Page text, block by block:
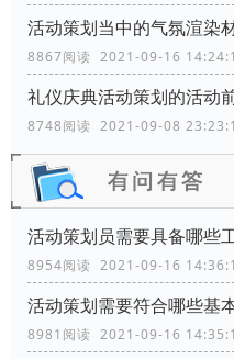
活动策划当中的气氛渲染
8867阅读 2021-09-16
礼仪庆典活动策划的活动
8748阅读 2021-09-08
活动策划员需要具备哪些
8954阅读 2021-09-16
活动策划需要符合哪些基
8981阅读 2021-09-16